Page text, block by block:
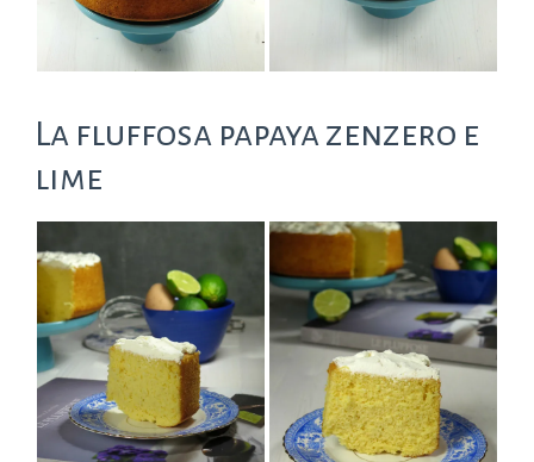
La fluffosa papaya zenzero e
lime